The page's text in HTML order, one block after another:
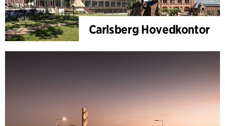
Carlsberg Hovedkontor